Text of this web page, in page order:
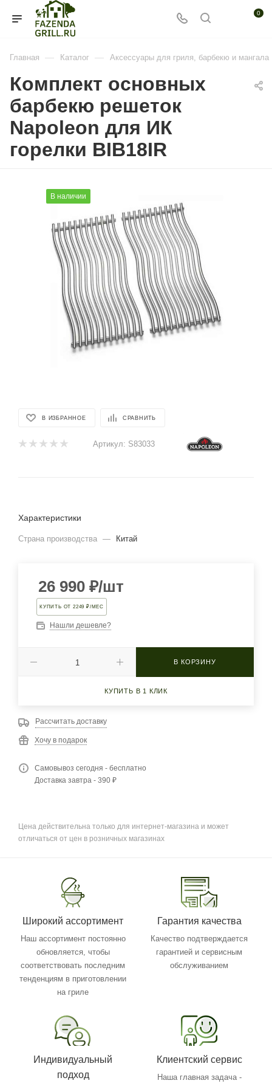
0
Главная — Каталог — Аксессуары для гриля, барбекю и мангала
Комплект основных
барбекю решеток
Napoleon для ИК
горелки BIB18IR
В наличии
В ИЗБРАННОЕ СРАВНИТЬ
Артикул: S83033
Характеристики
Страна производства — Китай
26 990 ₽/шт
КУПИТЬ ОТ 2249 ₽/МЕС
Нашли дешевле?
В КОРЗИНУ
КУПИТЬ В 1 КЛИК
Рассчитать доставку
Хочу в подарок
Самовывоз сегодня - бесплатно
Доставка завтра - 390 ₽
Цена действительна только для интернет-магазина и может
отличаться от цен в розничных магазинах
Широкий ассортимент
Наш ассортимент постоянно
обновляется, чтобы
соответствовать последним
тенденциям в приготовлении
на гриле
Гарантия качества
Качество подтверждается
гарантией и сервисным
обслуживанием
Индивидуальный
подход
Клиентский сервис
Наша главная задача -